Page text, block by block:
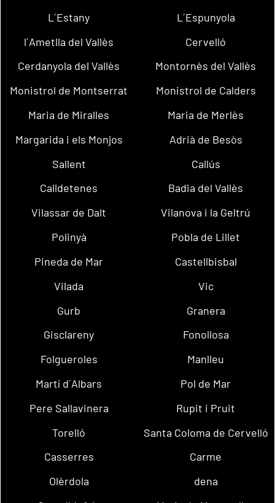
L´Estany
L´Espunyola
l´Ametlla del Vallès
Cervelló
Cerdanyola del Vallès
Montornès del Vallès
Monistrol de Montserrat
Monistrol de Calders
Maria de Miralles
Maria de Merlès
Margarida i els Monjos
Adrià de Besòs
Sallent
Callús
Calldetenes
Badia del Vallès
Vilassar de Dalt
Vilanova i la Geltrú
Polinyà
Pobla de Lillet
Pineda de Mar
Castellbisbal
Vilada
Vic
Gurb
Granera
Gisclareny
Fonollosa
Folgueroles
Manlleu
Martí d´Albars
Pol de Mar
Pere Sallavinera
Rupit i Pruit
Torelló
Santa Coloma de Cervelló
Casserres
Carme
Olèrdola
dena